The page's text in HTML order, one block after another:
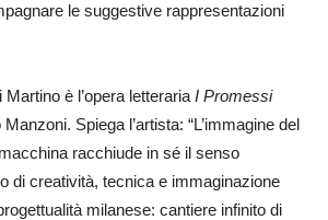
le suggestive rappresentazioni
è l’opera letteraria I Promessi
Spiega l’artista: “L’immagine del
racchiude in sé il senso
di creatività, tecnica e immaginazione
milanese: cantiere infinito di